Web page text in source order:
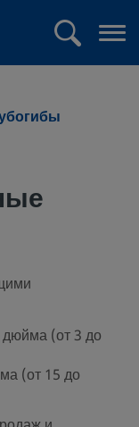
(от 3 до
(от 15 до